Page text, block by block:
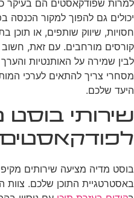
למרות שפודקאסטים הם בעיקר
יכולים גם להפוך למקור הכנסה
חסויות, שיווק שותפים, או תוכן
קורסים מורחבים. עם זאת, חשוב
לבין שמירה על האותנטיות
מסחרי צריך להתאים לערכי
היעד שלכם.
שירותי בוסט
לפודקאסטים
בוסט מדיה מציעה שירותים
באסטרטגיית התוכן שלכם. צוות